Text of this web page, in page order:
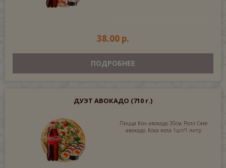
38.00 р.
ПОДРОБНЕЕ
ДУЭТ АВОКАДО (710 г.)
Пицца Кон авокадо 30см. Ролл Сяке
авокадо. Кока кола 1шт/1 литр